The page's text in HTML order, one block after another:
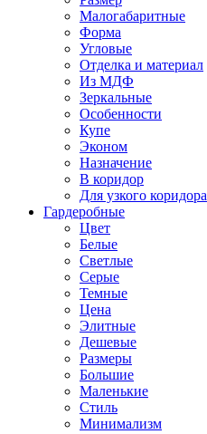
Малогабаритные
Форма
Угловые
Отделка и материал
Из МДФ
Зеркальные
Особенности
Купе
Эконом
Назначение
В коридор
Для узкого коридора
Гардеробные
Цвет
Белые
Светлые
Серые
Темные
Цена
Элитные
Дешевые
Размеры
Большие
Маленькие
Стиль
Минимализм